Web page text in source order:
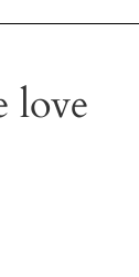
love